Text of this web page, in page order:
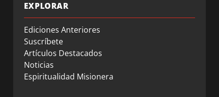
EXPLORAR
Ediciones Anteriores
Suscríbete
Artículos Destacados
Noticias
Espiritualidad Misionera